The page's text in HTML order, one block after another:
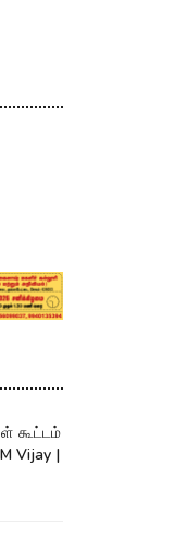
கூட்டம்
Vijay |